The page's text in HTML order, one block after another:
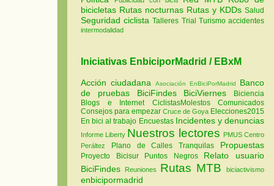
bicicletas Rutas nocturnas Rutas y KDDs Salud
Seguridad ciclistaTalleres Trial Turismoaccidentes
intermodalidad
Iniciativas EnbiciporMadrid / EBxM
Acción ciudadana Asociación EnBiciPorMadrid
Banco
de pruebas
BiciFindes BiciViernes
Biciencia
Blogs e Internet
CiclistasMolestos
Comunicados
Consejos para empezar Cruce de Goya Elecciones2015
En bici al trabajo Encuestas Incidentes y denuncias
Informe Liberty Nuestros lectores
PMUS Centro
Peráltez
Plano de Calles Tranquilas Propuestas
Proyecto Bicisur Puntos Negros
Relato usuario
BiciFindes
Reuniones Rutas MTB biciactivismo
enbicipormadrid